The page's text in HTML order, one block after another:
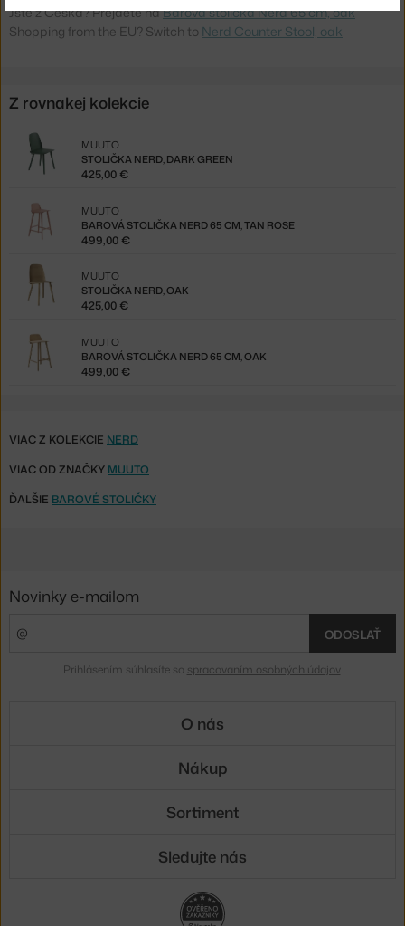
Jste z Česka? Přejděte naBarová stolička Nerd 65 cm, oak
Shopping from the EU? Switch to Nerd Counter Stool, oak
Z rovnakej kolekcie
STOLIČKA NERD, DARK GREEN
MUUTO
425,00 €
BAROVÁ STOLIČKA NERD 65 CM, TAN ROSE
MUUTO
499,00 €
STOLIČKA NERD, OAK
MUUTO
425,00 €
BAROVÁ STOLIČKA NERD 65 CM, OAK
MUUTO
499,00 €
VIAC Z KOLEKCIE NERD
VIAC OD ZNAČKY MUUTO
ĎALŠIE BAROVÉ STOLIČKY
Novinky e-mailom
ODOSLAŤ
Prihlásením súhlasíte so spracovaním osobných údajov.
O nás
Nákup
Sortiment
Sledujte nás